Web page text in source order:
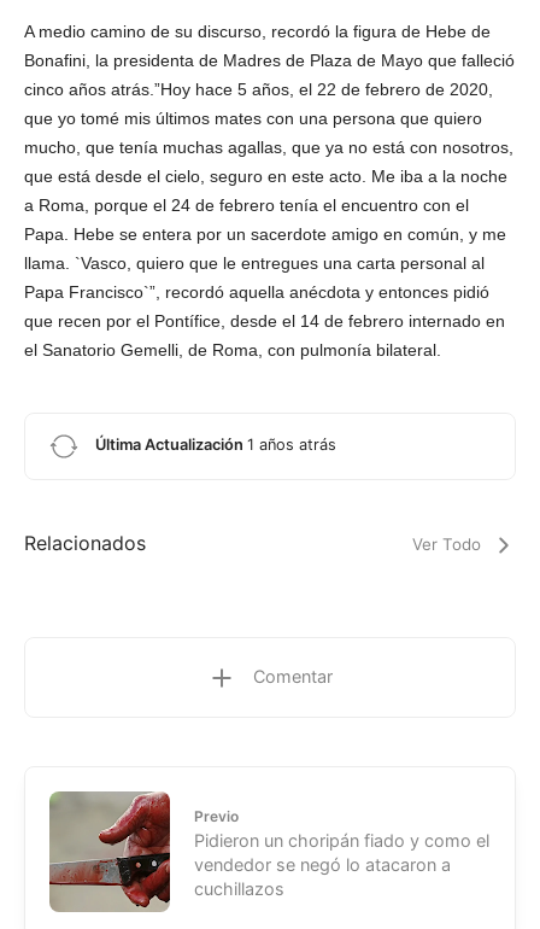
A medio camino de su discurso, recordó la figura de Hebe de
Bonafini, la presidenta de Madres de Plaza de Mayo que falleció
cinco años atrás.”Hoy hace 5 años, el 22 de febrero de 2020,
que yo tomé mis últimos mates con una persona que quiero
mucho, que tenía muchas agallas, que ya no está con nosotros,
que está desde el cielo, seguro en este acto. Me iba a la noche
a Roma, porque el 24 de febrero tenía el encuentro con el
Papa. Hebe se entera por un sacerdote amigo en común, y me
llama. `Vasco, quiero que le entregues una carta personal al
Papa Francisco`”, recordó aquella anécdota y entonces pidió
que recen por el Pontífice, desde el 14 de febrero internado en
el Sanatorio Gemelli, de Roma, con pulmonía bilateral.
Última Actualización 1 años atrás
Relacionados Ver Todo
Comentar
Previo
Pidieron un choripán fiado y como el
vendedor se negó lo atacaron a
cuchillazos